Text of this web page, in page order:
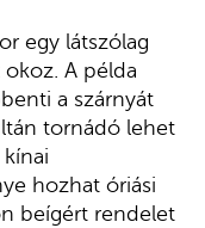
egy látszólag
A példa
a szárnyát
tornádó lehet
hozhat óriási
beígért rendelet